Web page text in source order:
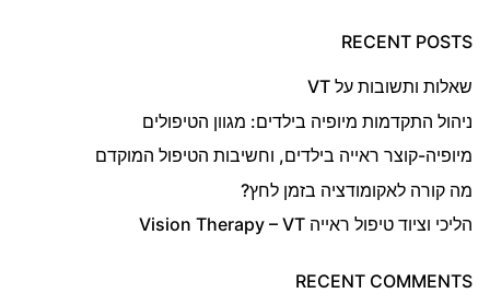
RECENT POSTS
שאלות ותשובות על VT
ניהול התקדמות מיופיה בילדים: מגוון הטיפולים
מיופיה-קוצר ראייה בילדים, וחשיבות הטיפול המוקדם
מה קורה לאקומודציה בזמן לחץ?
הליכי וציוד טיפול ראייה Vision Therapy – VT
RECENT COMMENTS